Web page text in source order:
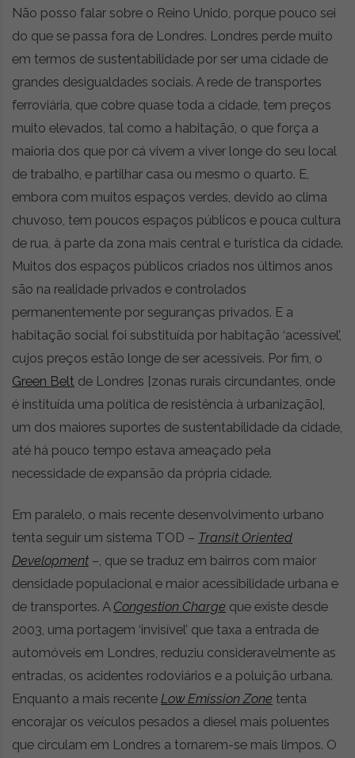
Não posso falar sobre o Reino Unido, porque pouco sei
do que se passa fora de Londres. Londres perde muito
em termos de sustentabilidade por ser uma cidade de
grandes desigualdades sociais. A rede de transportes
ferroviária, que cobre quase toda a cidade, tem preços
muito elevados, tal como a habitação, o que força a
maioria dos que por cá vivem a viver longe do seu local
de trabalho, e partilhar casa ou mesmo o quarto. E,
embora com muitos espaços verdes, devido ao clima
chuvoso, tem poucos espaços públicos e pouca cultura
de rua, à parte da zona mais central e turística da cidade.
Muitos dos espaços públicos criados nos últimos anos
são na realidade privados e controlados
permanentemente por seguranças privados. E a
habitação social foi substituída por habitação ‘acessível’,
cujos preços estão longe de ser acessíveis. Por fim, o
Green Belt de Londres [zonas rurais circundantes, onde
é instituída uma política de resistência à urbanização],
um dos maiores suportes de sustentabilidade da cidade,
até há pouco tempo estava ameaçado pela
necessidade de expansão da própria cidade.
Em paralelo, o mais recente desenvolvimento urbano
tenta seguir um sistema TOD – Transit Oriented
Development –, que se traduz em bairros com maior
densidade populacional e maior acessibilidade urbana e
de transportes. A Congestion Charge que existe desde
2003, uma portagem ‘invisível’ que taxa a entrada de
automóveis em Londres, reduziu consideravelmente as
entradas, os acidentes rodoviários e a poluição urbana.
Enquanto a mais recente Low Emission Zone tenta
encorajar os veículos pesados ​​a diesel mais poluentes
que circulam em Londres a tornarem-se mais limpos. O